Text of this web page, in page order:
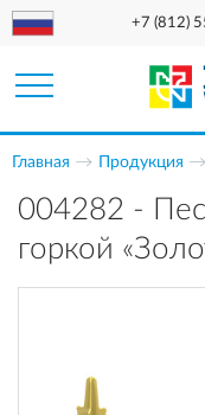
+7 (812)
Главная Продукция
004282 -
горкой